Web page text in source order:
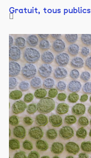
Gratuit, tous publics